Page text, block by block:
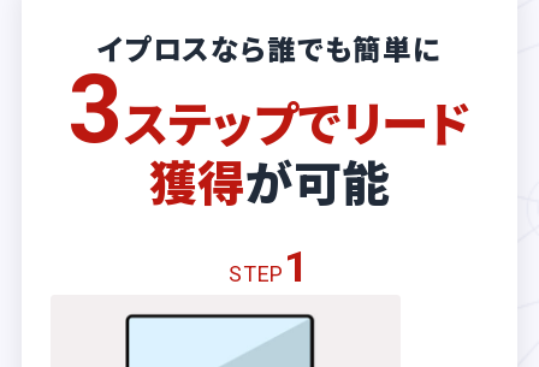
イプロスなら誰でも簡単に
3ステップでリード
獲得が可能
STEP 1